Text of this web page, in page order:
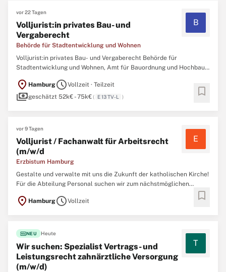
vor 22 Tagen
Volljurist:in privates Bau- und
Vergaberecht
Behörde für Stadtentwicklung und Wohnen
B
Volljurist:in privates Bau- und Vergaberecht Behörde für
Stadtentwicklung und Wohnen, Amt für Bauordnung und Hochbau,
schnellstmöglich Art der Anstellung: Vollzeit/Teilzeit (unbefristet)
Bezahlung: EGr. 13 TV-L BesGr. A13 HmbBesG Bewerbungsfrist: ...
location_on HamburgscheduleVollzeit · Teilzeit
paymentsgeschätzt 52k€ - 75k€( E 13 TV-L ) bookmark
vor 9 Tagen
Volljurist / Fachanwalt für Arbeitsrecht
(m/w/d
Erzbistum Hamburg
E
Gestalte und verwalte mit uns die Zukunft der katholischen Kirche!
Für die Abteilung Personal suchen wir zum nächstmöglichen
Zeitraum einen Volljurist / Fachanwalt für Arbeitsrecht (m/w/d) als
Referenten für Arbeitsrecht und Tarife (m/w/d). Die Stelle ist
location_on HamburgscheduleVollzeit bookmark
fiber_newNEU Heute
Wir suchen: Spezialist Vertrags- und
Leistungsrecht zahnärztliche Versorgung
(m/w/d)
T